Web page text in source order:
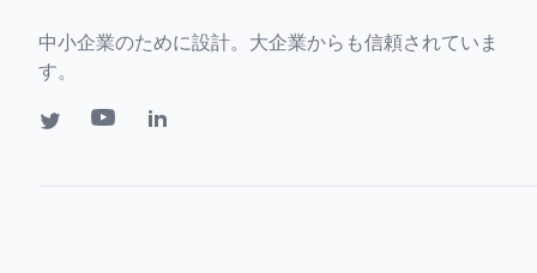
中小企業のために設計。大企業からも信頼されていま
す。